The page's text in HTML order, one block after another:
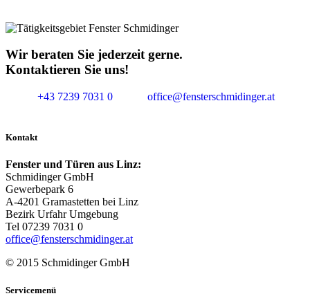
Wir beraten Sie jederzeit gerne.
Kontaktieren Sie uns!
+43 7239 7031 0 office@fensterschmidinger.at
Kontakt
Fenster und Türen aus Linz:
Schmidinger GmbH
Gewerbepark 6
A-4201 Gramastetten bei Linz
Bezirk Urfahr Umgebung
Tel 07239 7031 0
office@fensterschmidinger.at
© 2015 Schmidinger GmbH
Servicemenü